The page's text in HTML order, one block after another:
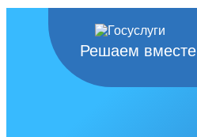
Решаем вместе